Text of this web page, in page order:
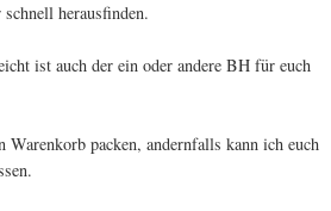
herausfinden.
ist auch der ein oder andere BH für euch
packen, andernfalls kann ich euch